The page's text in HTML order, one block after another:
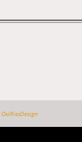
OsiRissDesign